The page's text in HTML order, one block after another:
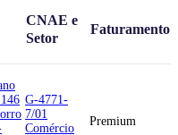
CNAE e
Setor
Faturamento
G-4771-
7/01
Comércio
Premium